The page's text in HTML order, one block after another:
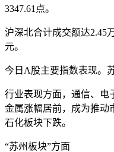
3347.61点。
沪深北合计成交额达2.45
元。
今日A股主要指数表现。
行业表现方面，通信、电
金属涨幅居前，成为推动
石化板块下跌。
“苏州板块”方面